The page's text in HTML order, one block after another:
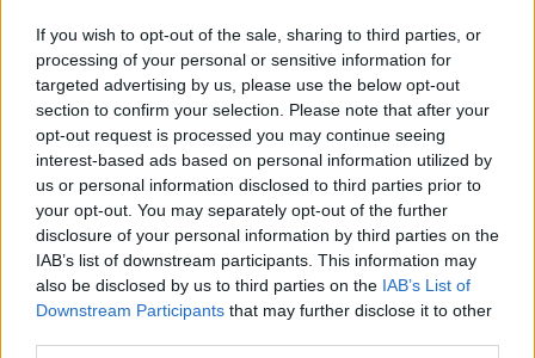
If you wish to opt-out of the sale, sharing to third parties, or
processing of your personal or sensitive information for
targeted advertising by us, please use the below opt-out
section to confirm your selection. Please note that after your
opt-out request is processed you may continue seeing
interest-based ads based on personal information utilized by
us or personal information disclosed to third parties prior to
your opt-out. You may separately opt-out of the further
disclosure of your personal information by third parties on the
IAB’s list of downstream participants. This information may
also be disclosed by us to third parties on the IAB’s List of
Downstream Participants that may further disclose it to other
certe opere edilizie in una zona panoramica e paesaggistica come
la piccola frazione. Il gruppofacebook ha sollevato la questione
al sindacodi Castiglion d’Orcia Claudio Galletti, alla
soprintendenza per i beni architettonici e per il paesaggio di Siena
e Grosseto Arch. Anna Di Bene e al prefetto di Siena dott. Renato
Saccone.
In data 1 Giugno i rappresentanti del gruppo
hanno incontrato il
sindaco Galletti, il quale li ha assicurati che si impegnerà a far
rispettare l'ordinanza chefissala nel 2010, ovvero l'apertura del
cancelloper consentire la percorribilità della pubblica via, anche
se ancora non ha avuto nessun seguito. Giunti però ormai alla
metà di Giugno, il gruppo non ha ancora avuto un riscontro
desidera formalizzare la richiesta di chiarimenti alla luce di quello